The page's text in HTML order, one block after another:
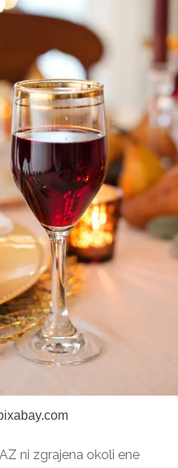
ni zgrajena okoli ene